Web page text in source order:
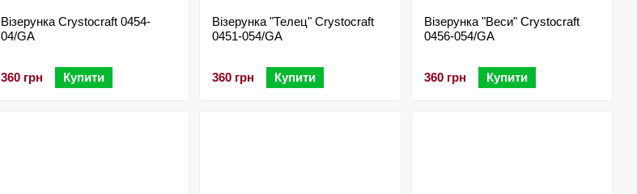
Візерунка Crystocraft 0454-
04/GA
360 грн Купити
Візерунка "Телец" Crystocraft
0451-054/GA
360 грн Купити
Візерунка "Веси" Crystocraft
0456-054/GA
360 грн Купити